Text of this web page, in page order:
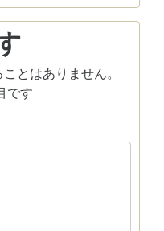
とはありません。
です